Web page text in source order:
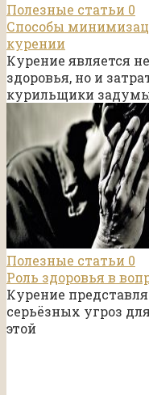
Полезные статьи 0
Способы
курении
Курение является
здоровья, но и
курильщики
Полезные статьи 0
Роль здоровья в
Курение
серьёзных угроз
этой